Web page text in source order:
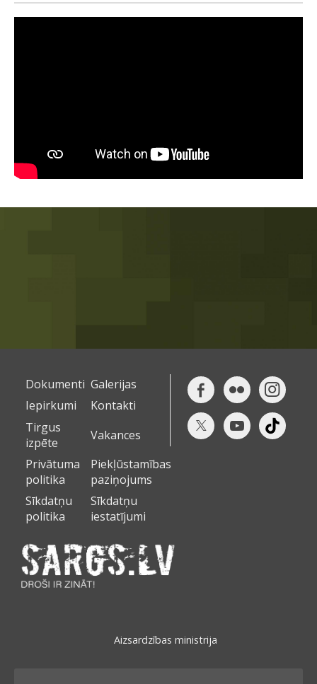
Dokumenti Galerijas
Iepirkumi
Kontakti
Tirgus
izpēte
Vakances
Privātuma
politika
Piekļūstamības
paziņojums
Sīkdatņu
politika
Sīkdatņu
iestatījumi
Aizsardzības ministrija